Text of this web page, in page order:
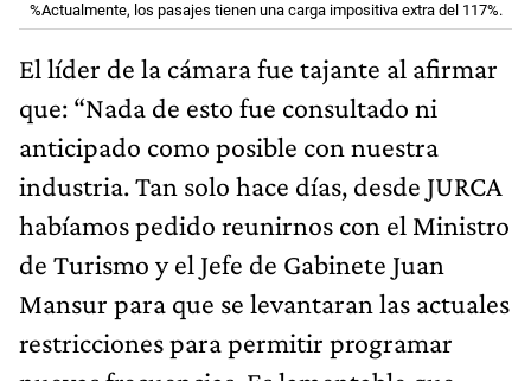
%Actualmente, los pasajes tienen una carga impositiva extra del 117%.
El líder de la cámara fue tajante al afirmar
que: “Nada de esto fue consultado ni
anticipado como posible con nuestra
industria. Tan solo hace días, desde JURCA
habíamos pedido reunirnos con el Ministro
de Turismo y el Jefe de Gabinete Juan
Mansur para que se levantaran las actuales
restricciones para permitir programar